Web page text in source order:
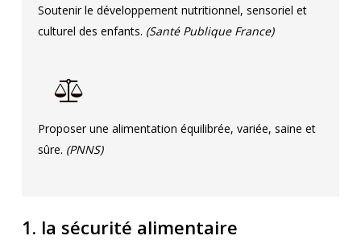
Proposer une alimentation équilibrée, variée, saine et
sûre. (PNNS)
Soutenir le développement nutritionnel, sensoriel et
culturel des enfants. (Santé Publique France)
1. la sécurité alimentaire